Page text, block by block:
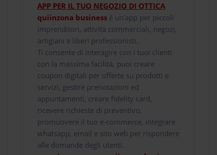
APP PER IL TUO NEGOZIO DI OTTICA
quiinzona business è un'app per piccoli
imprenditori, attività commerciali, negozi,
artigiani e liberi professionisti.
Ti consente di interagire con i tuoi clienti
con la massima facilità, puoi creare
coupon digitali per offerte su prodotti e
servizi, gestire prenotazioni ed
appuntamenti, creare fidelity card,
ricevere richieste di preventivo,
promuovere il tuo e-commerce, integrare
whatsapp, email e sito web per rispondere
alle domande degli utenti.